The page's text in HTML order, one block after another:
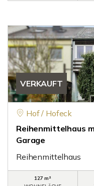
VERKAUFT
Hof / Hofeck
Reihenmittelhaus
Garage
Reihenmittelhaus
127 m²